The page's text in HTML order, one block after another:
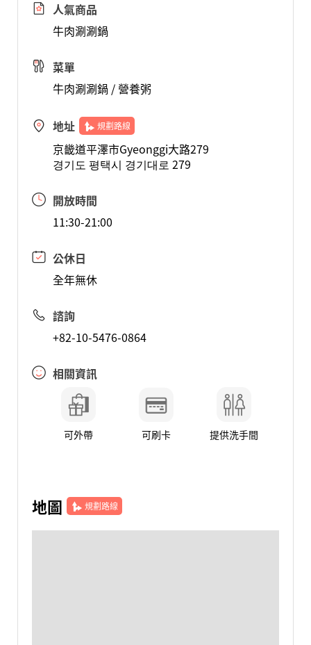
人氣商品
牛肉涮涮鍋
菜單
牛肉涮涮鍋 / 營養粥
地址 規劃路線
京畿道平澤市Gyeonggi大路279
경기도 평택시 경기대로 279
開放時間
11:30-21:00
公休日
全年無休
諮詢
+82-10-5476-0864
相關資訊
可外帶 可刷卡 提供洗手間
地圖 規劃路線